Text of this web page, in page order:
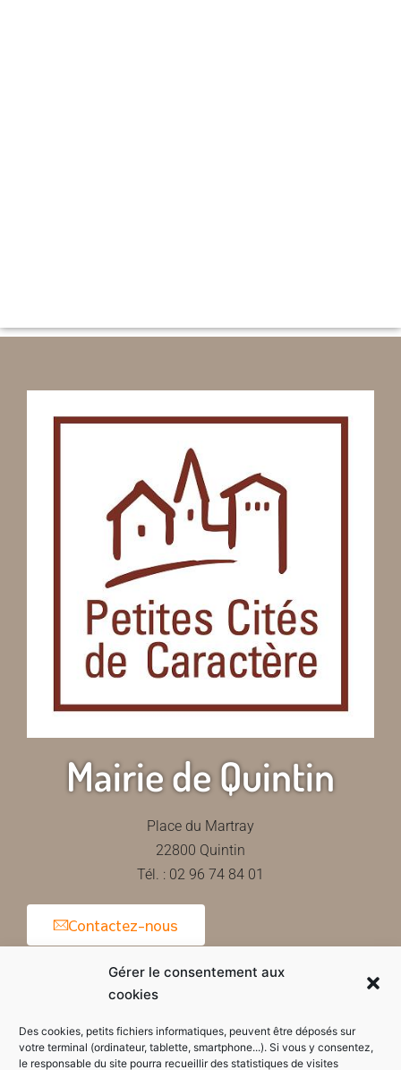
Gérer le consentement aux
cookies
Des cookies, petits fichiers informatiques, peuvent être déposés sur
votre terminal (ordinateur, tablette, smartphone...). Si vous y consentez,
le responsable du site pourra recueillir des statistiques de visites
Mairie de Quintin
Place du Martray
22800 Quintin
Tél. : 02 96 74 84 01
Contactez-nous
Horaires d'ouverture de la mairie